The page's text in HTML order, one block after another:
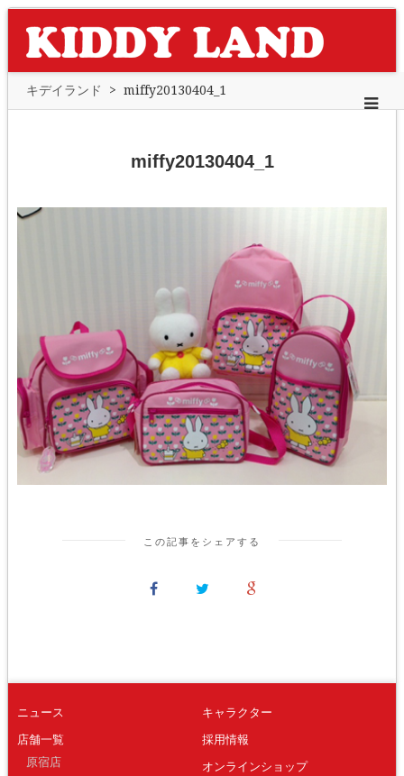
キデイランド > miffy20130404_1
miffy20130404_1
この記事をシェアする
ニュース
店舗一覧
原宿店
キャラクター
採用情報
オンラインショップ